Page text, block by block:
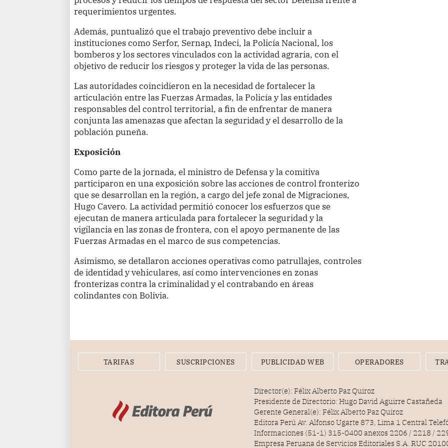
requerimientos urgentes.
Además, puntualizó que el trabajo preventivo debe incluir a
instituciones como Serfor, Sernap, Indeci, la Policía Nacional, los
bomberos y los sectores vinculados con la actividad agraria, con el
objetivo de reducir los riesgos y proteger la vida de las personas.
Las autoridades coincidieron en la necesidad de fortalecer la
articulación entre las Fuerzas Armadas, la Policía y las entidades
responsables del control territorial, a fin de enfrentar de manera
conjunta las amenazas que afectan la seguridad y el desarrollo de la
población puneña.
Exposición
Como parte de la jornada, el ministro de Defensa y la comitiva
participaron en una exposición sobre las acciones de control fronterizo
que se desarrollan en la región, a cargo del jefe zonal de Migraciones,
Hugo Cavero. La actividad permitió conocer los esfuerzos que se
ejecutan de manera articulada para fortalecer la seguridad y la
vigilancia en las zonas de frontera, con el apoyo permanente de las
Fuerzas Armadas en el marco de sus competencias.
Asimismo, se detallaron acciones operativas como patrullajes, controles
de identidad y vehiculares, así como intervenciones en zonas
fronterizas contra la criminalidad y el contrabando en áreas
colindantes con Bolivia.
TARIFAS SUSCRIPCIONES PUBLICIDAD WEB OPERADORES
Director(e): Félix Alberto Paz Quiroz
Presidente de Directorio: Hugo David Aguirre Castañeda
Gerente General(e): Félix Alberto Paz Quiroz
Editora Perú Av. Alfonso Ugarte 873, Lima 1 Central
Informaciones (51-1) 315-0400 anexos 2206 / 2218 /
Empresa Peruana de Servicios Editoriales S.A. RUC